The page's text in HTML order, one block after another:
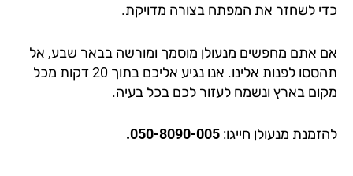
לשחזר את המפתח בצורה מדויקת.
אתם מחפשים מנעולן מוסמך ומורשה בבאר שבע, אל
תהססו לפנות אלינו. אנו נגיע אליכם בתוך 20 דקות מכל
בארץ ונשמח לעזור לכם בכל בעיה.
מנעולן חייגו:050-8090-005.